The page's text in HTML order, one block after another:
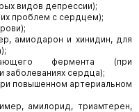
видов депрессии);
проблем с сердцем);
амиодарон и хинидин, для
фермента (при
заболеваниях сердца);
повышенном артериальном
амилорид, триамтерен,